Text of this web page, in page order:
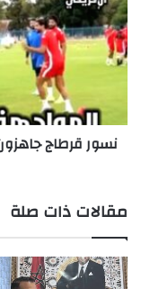
جاهزون
للمواجهة!
استعدادات
قوية
غينيا
الاستوائية
نسور قرطاج
مقالات ذات صلة